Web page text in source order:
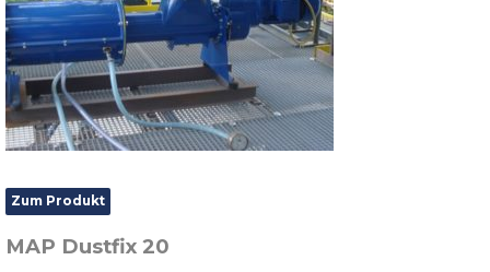
Zum Produkt
MAP Dustfix 20